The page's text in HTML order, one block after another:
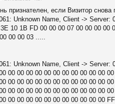
признателен, если Визитор
Unknown Name, Client -> Server:
10 1B FD 00 00 00 07 00 00 00 00
00 00 03 .....
Unknown Name, Client -> Server:
00 00 00 00 00 00 00 00 00 00 00
00 00 00 00 00 00 00 00 00 00 00
00 00 00 00 00 00 00 00 00 00 00
00 00 00 00 00 00 00 00 00 00 00